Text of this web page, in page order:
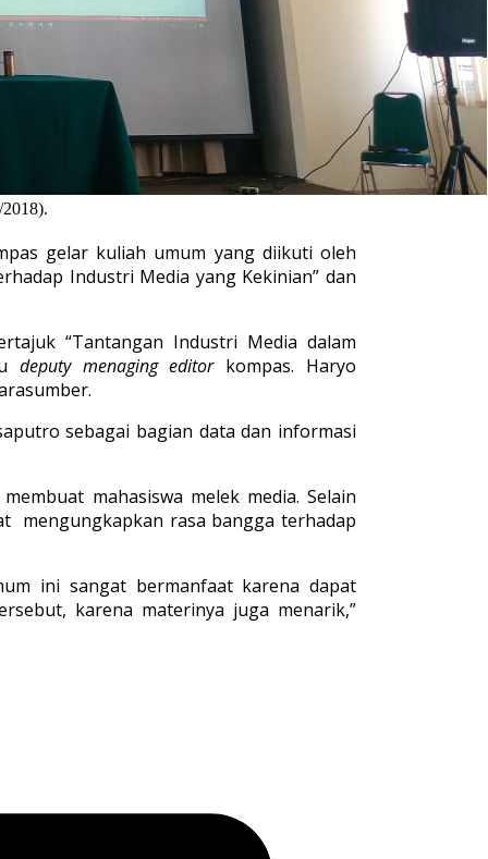
gelar kuliah umum yang diikuti oleh
Industri Media yang Kekinian” dan
“Tantangan Industri Media dalam
deputy menaging editorkompas. Haryo
sebagai bagian data dan informasi
mahasiswa melek media. Selain
mengungkapkan rasa bangga terhadap
ini sangat bermanfaat karena dapat
karena materinya juga menarik,”